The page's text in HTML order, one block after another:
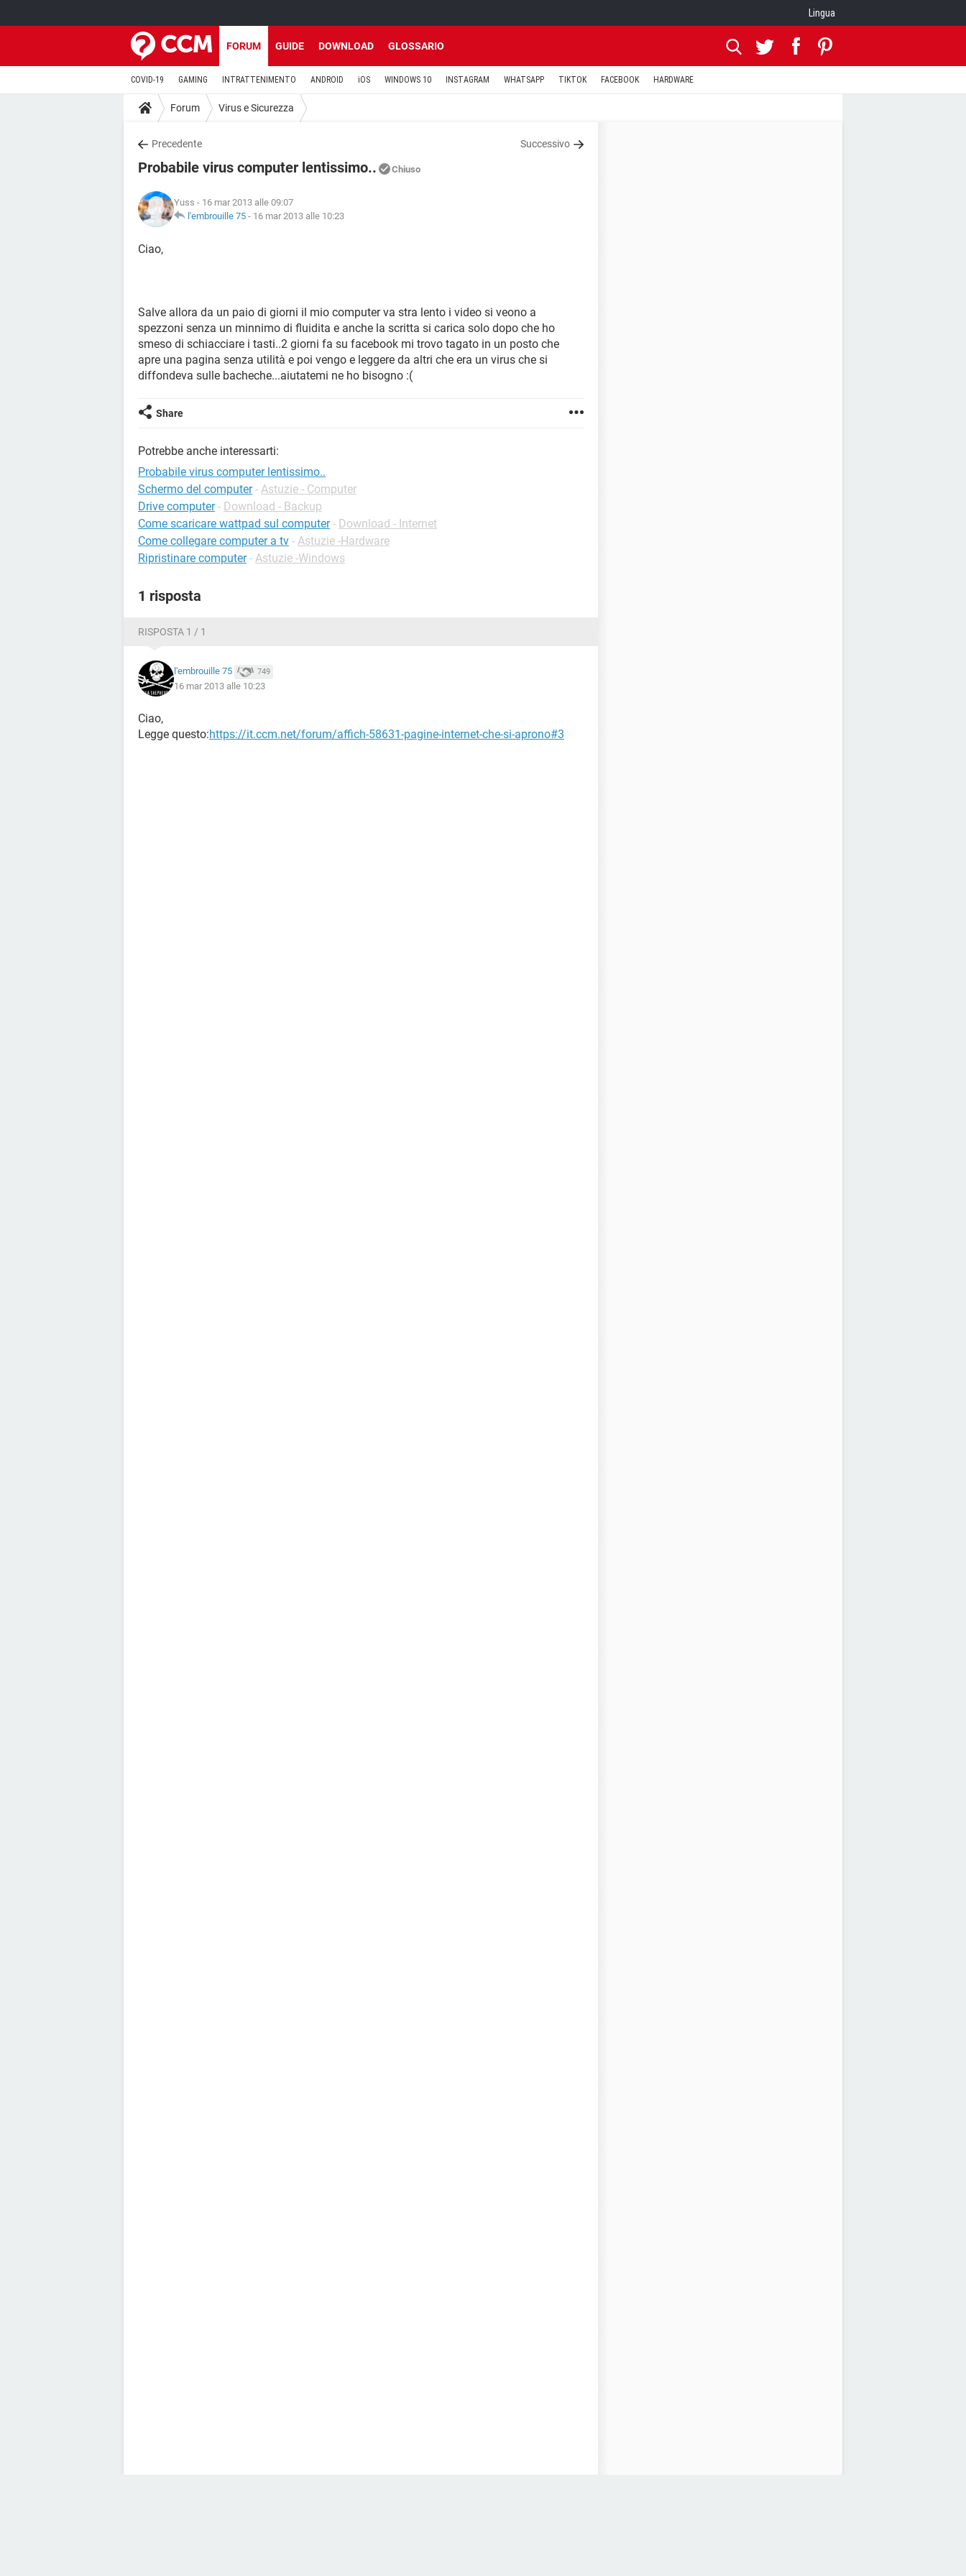
Lingua
FORUM GUIDE DOWNLOAD GLOSSARIO
COVID-19 GAMING INTRATTENIMENTO ANDROID iOS WINDOWS 10 INSTAGRAM WHATSAPP TIKTOK FACEBOOK HARDWARE
Forum Virus e Sicurezza
Precedente Successivo
Probabile virus computer lentissimo.. Chiuso
Yuss - 16 mar 2013 alle 09:07
l'embrouille 75 - 16 mar 2013 alle 10:23
Ciao,
Salve allora da un paio di giorni il mio computer va stra lento i video si veono a
spezzoni senza un minnimo di fluidita e anche la scritta si carica solo dopo che ho
smeso di schiacciare i tasti..2 giorni fa su facebook mi trovo tagato in un posto che
apre una pagina senza utilità e poi vengo e leggere da altri che era un virus che si
diffondeva sulle bacheche...aiutatemi ne ho bisogno :(
Share
Potrebbe anche interessarti:
Probabile virus computer lentissimo..
Schermo del computer - Astuzie - Computer
Drive computer - Download - Backup
Come scaricare wattpad sul computer - Download - Internet
Come collegare computer a tv - Astuzie -Hardware
Ripristinare computer - Astuzie -Windows
1 risposta
RISPOSTA 1 / 1
l'embrouille 75 749
16 mar 2013 alle 10:23
Ciao,
Legge questo:https://it.ccm.net/forum/affich-58631-pagine-internet-che-si-aprono#3